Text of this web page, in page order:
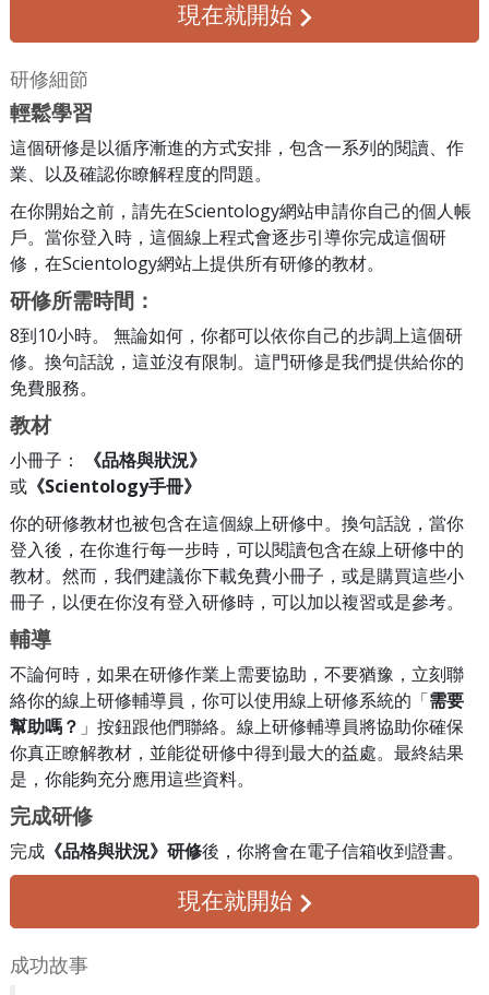
現在就開始
研修細節
輕鬆學習
這個研修是以循序漸進的方式安排，包含一系列的閱讀、作
業、以及確認你瞭解程度的問題。
在你開始之前，請先在Scientology網站申請你自己的個人帳
戶。當你登入時，這個線上程式會逐步引導你完成這個研
修，在Scientology網站上提供所有研修的教材。
研修所需時間：
8到10小時。 無論如何，你都可以依你自己的步調上這個研
修。換句話說，這並沒有限制。這門研修是我們提供給你的
免費服務。
教材
小冊子：
《品格與狀況》
或 《Scientology手冊》
你的研修教材也被包含在這個線上研修中。換句話說，當你
登入後，在你進行每一步時，可以閱讀包含在線上研修中的
教材。然而，我們建議你下載免費小冊子，或是購買這些小
冊子，以便在你沒有登入研修時，可以加以複習或是參考。
輔導
不論何時，如果在研修作業上需要協助，不要猶豫，立刻聯
絡你的線上研修輔導員，你可以使用線上研修系統的「需要
幫助嗎？ 」按鈕跟他們聯絡。線上研修輔導員將協助你確保
你真正瞭解教材，並能從研修中得到最大的益處。最終結果
是，你能夠充分應用這些資料。
完成研修
完成 《品格與狀況》研修後，你將會在電子信箱收到證書。
現在就開始
成功故事